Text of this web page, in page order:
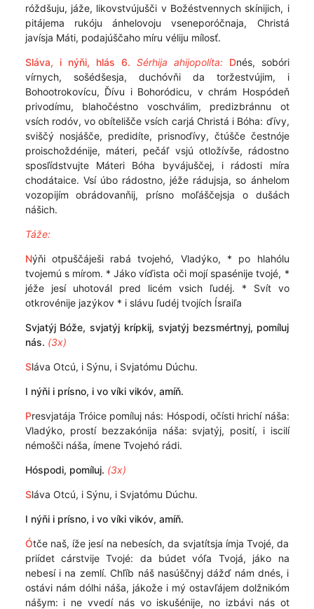
róždšuju, jáže, likovstvújušči v Božéstvennych skínijich, i
pitájema rukóju ánhelovoju vseneporóčnaja, Christá
javísja Máti, podajúščaho míru véliju mílosť.
Sláva, i nýňi, hlás 6. Sérhija ahijopolíta: Dnés, sobóri
vírnych, sošédšesja, duchóvňi da toržestvújim, i
Bohootrokovícu, Ďívu i Bohoródicu, v chrám Hospódeň
privodímu, blahočéstno voschválim, predizbránnu ot
vsích rodóv, vo obítelišče vsích carjá Christá i Bóha: ďívy,
sviščý nosjášče, predidíte, prisnoďívy, čtúšče čestnóje
proischoždénije, máteri, pečáľ vsjú otložívše, rádostno
sposľídstvujte Máteri Bóha byvájuščej, i rádosti míra
chodátaice. Vsí úbo rádostno, jéže rádujsja, so ánhelom
vozopijím obrádovanňij, prísno moľáščejsja o dušách
nášich.
Táže:
Nýňi otpuščáješi rabá tvojehó, Vladýko, * po hlahólu
tvojemú s mírom. * Jáko víďista oči mojí spasénije tvojé, *
jéže jesí uhotovál pred licém vsich ľudéj. * Svít vo
otkrovénije jazýkov * i slávu ľudéj tvojích Ísraiľa
Svjatýj Bóže, svjatýj krípkij, svjatýj bezsmértnyj, pomíluj
nás. (3x)
Sláva Otcú, i Sýnu, i Svjatómu Dúchu.
I nýňi i prísno, i vo víki vikóv, amíň.
Presvjatája Tróice pomíluj nás: Hóspodi, očísti hrichí náša:
Vladýko, prostí bezzakónija náša: svjatýj, posití, i iscilí
némošči náša, ímene Tvojehó rádi.
Hóspodi, pomíluj. (3x)
Sláva Otcú, i Sýnu, i Svjatómu Dúchu.
I nýňi i prísno, i vo víki vikóv, amíň.
Ótče naš, íže jesí na nebesích, da svjatítsja ímja Tvojé, da
priídet cárstvije Tvojé: da búdet vóľa Tvojá, jáko na
nebesí i na zemlí. Chľíb náš nasúščnyj dážď nám dnés, i
ostávi nám dólhi náša, jákože i mý ostavľájem dolžnikóm
nášym: i ne vvedí nás vo iskušénije, no izbávi nás ot